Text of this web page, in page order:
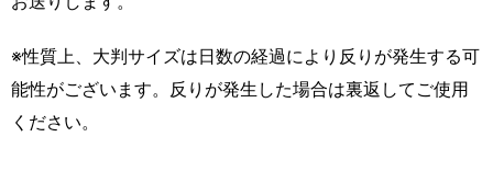
※性質上、大判サイズは日数の経過により反りが発生する可
能性がございます。反りが発生した場合は裏返してご使用
ください。